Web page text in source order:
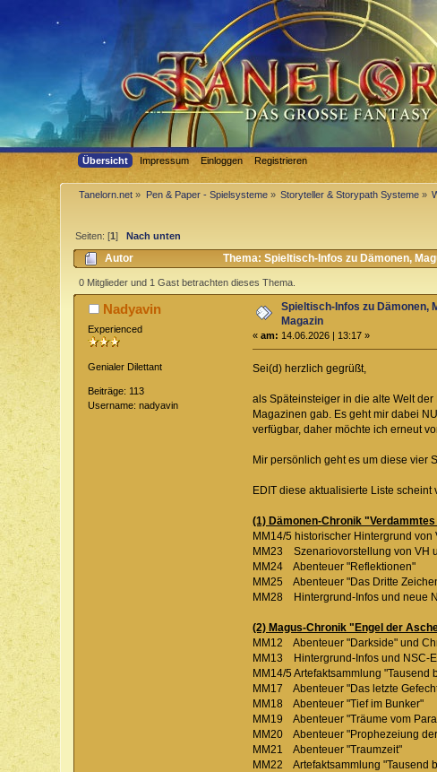
Übersicht Impressum Einloggen Registrieren
Tanelorn.net » Pen & Paper - Spielsysteme» Storyteller & Storypath Systeme »
Seiten: [1]Nach unten
Autor Thema: Spieltisch-Infos zu Dämonen,
0 Mitglieder und 1 Gast betrachten dieses Thema.
Nadyavin
Experienced
Genialer Dilettant
Beiträge: 113
Username: nadyavin
Spieltisch-Infos zu Dämonen,
Magazin
« am: 14.06.2026 | 13:17 »
Sei(d) herzlich gegrüßt,
als Späteinsteiger in die alte Welt
Magazinen gab. Es geht mir dabei
verfügbar, daher möchte ich erneut
Mir persönlich geht es um diese vier
EDIT diese aktualisierte Liste scheint
(1) Dämonen-Chronik
MM14/5 historischer Hintergrund
MM23 Szenariovorstellung von VH
MM24 Abenteuer "Reflektionen"
MM25 Abenteuer "Das Dritte
MM28 Hintergrund-Infos und neue
(2) Magus-Chronik "Engel der
MM12 Abenteuer "Darkside" und
MM13 Hintergrund-Infos und NSC-
MM14/5 Artefaktsammlung "Tausend
MM17 Abenteuer "Das letzte
MM18 Abenteuer "Tief im Bunker"
MM19 Abenteuer "Träume vom
MM20 Abenteuer "Prophezeiung
MM21 Abenteuer "Traumzeit"
MM22 Artefaktsammlung "Tausend